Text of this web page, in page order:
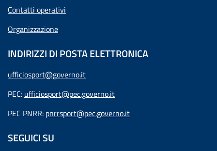
Contatti operativi
Organizzazione
INDIRIZZI DI POSTA ELETTRONICA
ufficiosport@governo.it
PEC: ufficiosport@pec.governo.it
PEC PNRR: pnrrsport@pec.governo.it
SEGUICI SU